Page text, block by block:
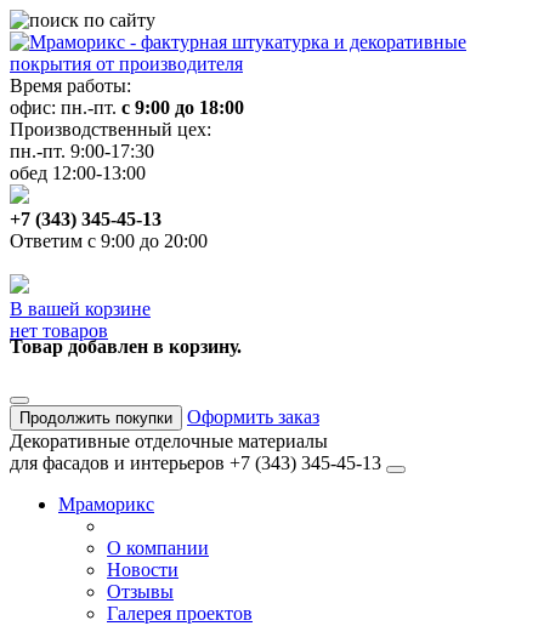
Время работы:
офис: пн.-пт. с 9:00 до 18:00
Производственный цех:
пн.-пт. 9:00-17:30
обед 12:00-13:00
+7 (343) 345-45-13
Ответим с 9:00 до 20:00
В вашей корзине
нет товаров
Товар добавлен в корзину.
Продолжить покупки
Оформить заказ
Декоративные отделочные материалы
для фасадов и интерьеров +7 (343) 345-45-13
Мраморикс
О компании
Новости
Отзывы
Галерея проектов